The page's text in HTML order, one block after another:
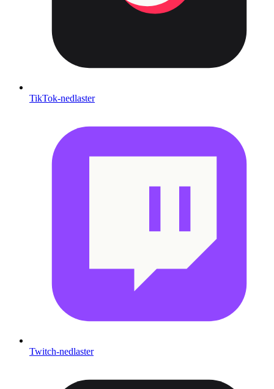
TikTok-nedlaster
Twitch-nedlaster